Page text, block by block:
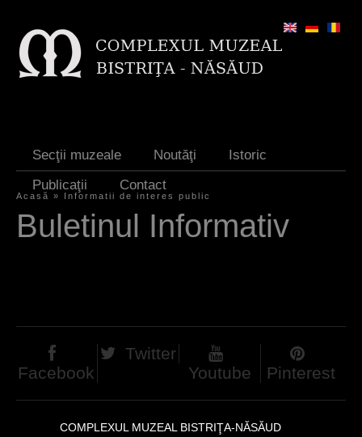
Secţii muzeale Noutăţi
Istoric
Publicaţii
Contact
E
a
c
i
Acasă » Informatii de interes public
Buletinul Informativ
Facebook
Twitter
Youtube
Pinterest
COMPLEXUL MUZEAL BISTRIŢA-NĂSĂUD